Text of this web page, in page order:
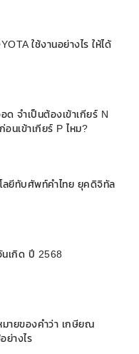
ใช้งานอย่างไร ให้ได้
ด จำเป็นต้องเข้าเกียร์ N
นเข้าเกียร์ P ไหม?
ลยีทับศัพท์คำไทย ยุคดิจิทัล
เกิด ปี 2568
มายของคำว่า เกษียณ
ย่างไร